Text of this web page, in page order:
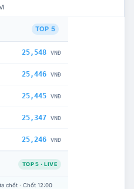
TOP 5
25,548 VNĐ
25,446 VNĐ
25,445 VNĐ
25,347 VNĐ
25,246 VNĐ
TOP 5 · LIVE
chốt · Chốt 12:00